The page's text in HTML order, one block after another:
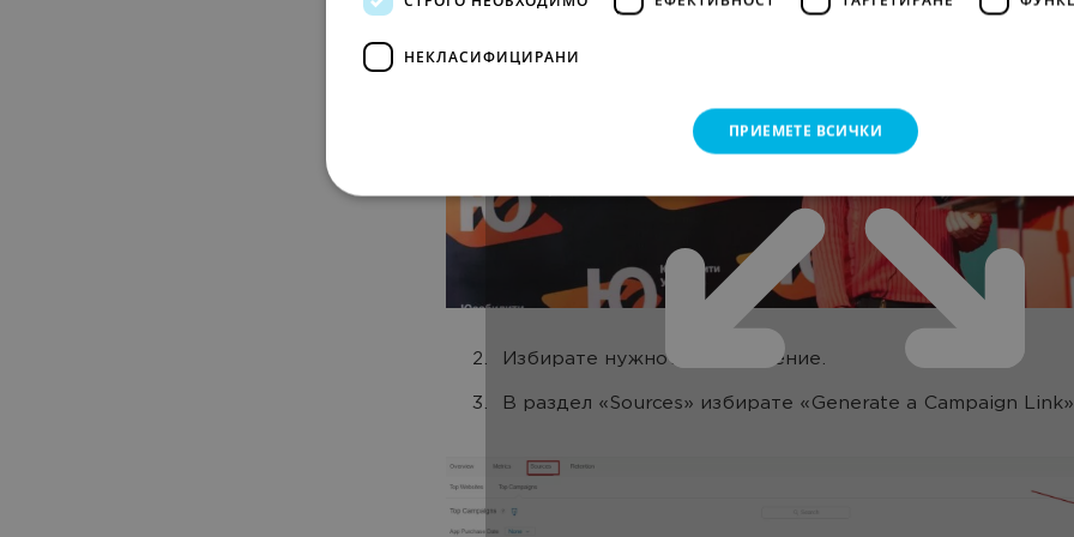
Избирате нужното приложение.
В раздел «Sources» избирате «Generate a Campaign
НЕКЛАСИФИЦИРАНИ
ПРИЕМЕТЕ ВСИЧКИ